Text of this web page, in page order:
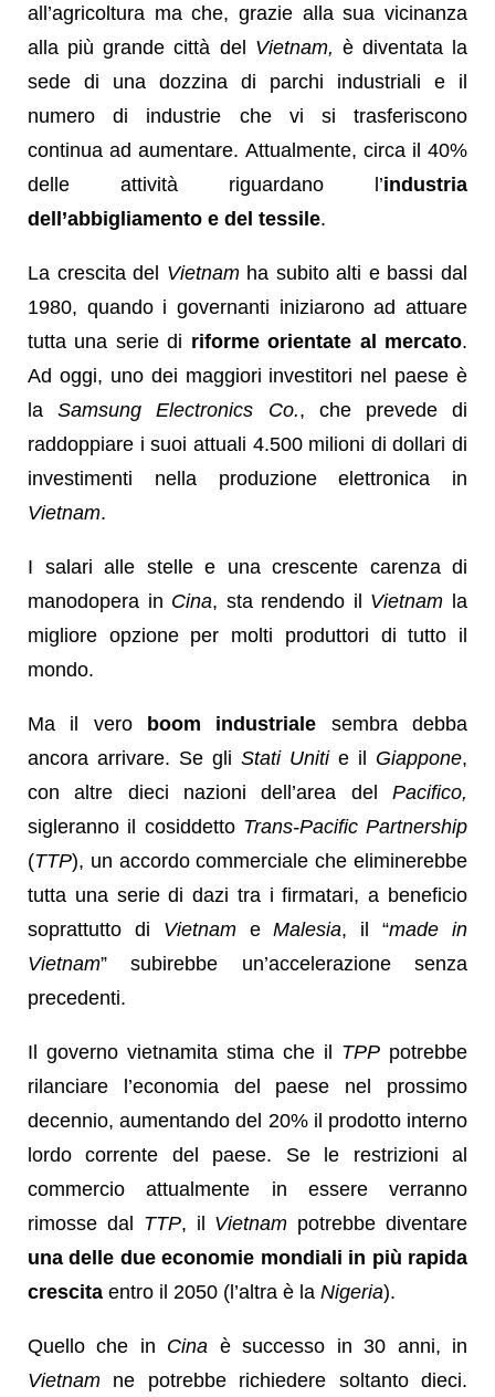
all’agricoltura ma che, grazie alla sua vicinanza
alla più grande città del Vietnam, è diventata la
sede di una dozzina di parchi industriali e il
numero di industrie che vi si trasferiscono
continua ad aumentare. Attualmente, circa il 40%
delle attività riguardano l’industria
dell’abbigliamento e del tessile.
La crescita del Vietnamha subito alti e bassi dal
1980, quando i governanti iniziarono ad attuare
tutta una serie di riforme orientate al mercato.
Ad oggi, uno dei maggiori investitori nel paese è
laSamsung Electronics Co., che prevede di
raddoppiare i suoi attuali 4.500 milioni di dollari di
investimenti nella produzione elettronica in
Vietnam.
I salari alle stelle e una crescente carenza di
manodopera in Cina, sta rendendo il Vietnam la
migliore opzione per molti produttori di tutto il
mondo.
Ma il vero boom industriale sembra debba
ancora arrivare. Se gli Stati Unitie il Giappone,
con altre dieci nazioni dell’area del Pacifico,
sigleranno il cosiddetto Trans-Pacific Partnership
(TTP), un accordo commerciale che eliminerebbe
tutta una serie di dazi tra i firmatari, a beneficio
soprattutto di VietnameMalesia, il “made in
Vietnam” subirebbe un’accelerazione senza
precedenti.
Il governo vietnamita stima che il TPP potrebbe
rilanciare l’economia del paese nel prossimo
decennio, aumentando del 20% il prodotto interno
lordo corrente del paese. Se le restrizioni al
commercio attualmente in essere verranno
rimosse dal TTP, il Vietnam potrebbe diventare
una delle due economie mondiali in più rapida
crescita entro il 2050 (l’altra è la Nigeria).
Quello che in Cina è successo in 30 anni, in
Vietnam ne potrebbe richiedere soltanto dieci.